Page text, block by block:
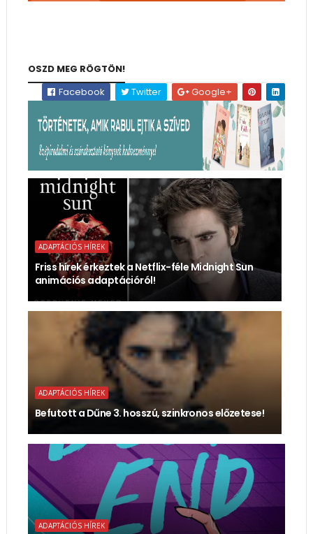
OSZD MEG RÖGTÖN!
Facebook
Twitter Google+
ADAPTÁCIÓS HÍREK
Friss hírek érkeztek a Netflix-féle Midnight Sun
animációs adaptációról!
ADAPTÁCIÓS HÍREK
Befutott a Dűne 3. hosszú, szinkronos előzetese!
ADAPTÁCIÓS HÍREK